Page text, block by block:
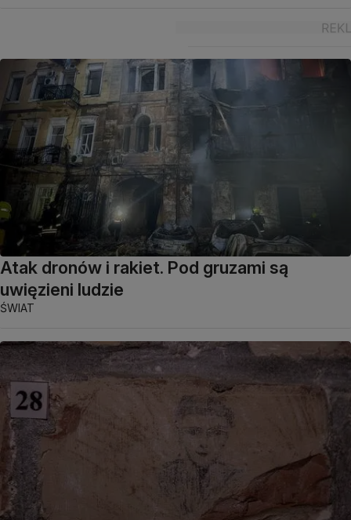
Atak dronów i rakiet. Pod gruzami są
uwięzieni ludzie
ŚWIAT